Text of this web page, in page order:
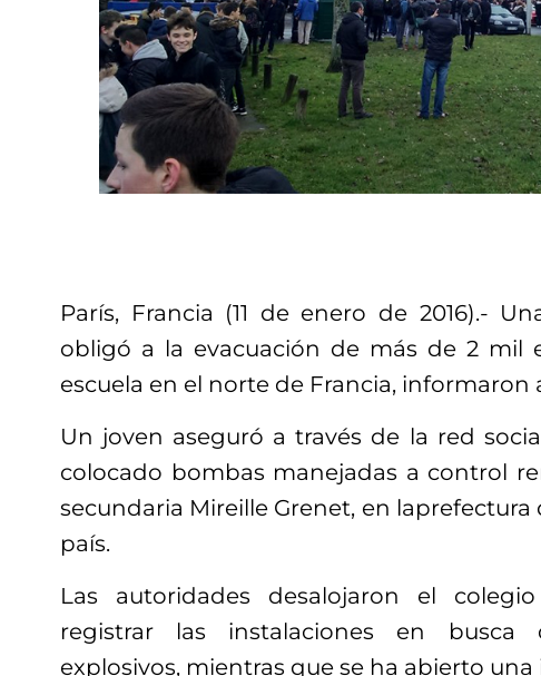
París, Francia (11 de enero de 2016).-
obligó a la evacuación de más de 2 mil
escuela en el norte de Francia, informaron
Un joven aseguró a través de la red
colocado bombas manejadas a control
secundaria Mireille Grenet, en laprefectura
país.
Las autoridades desalojaron el
registrar las instalaciones en busca
explosivos, mientras que se ha abierto